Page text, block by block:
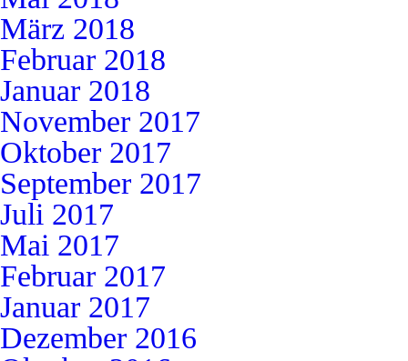
März 2018
Februar 2018
Januar 2018
November 2017
Oktober 2017
September 2017
Juli 2017
Mai 2017
Februar 2017
Januar 2017
Dezember 2016